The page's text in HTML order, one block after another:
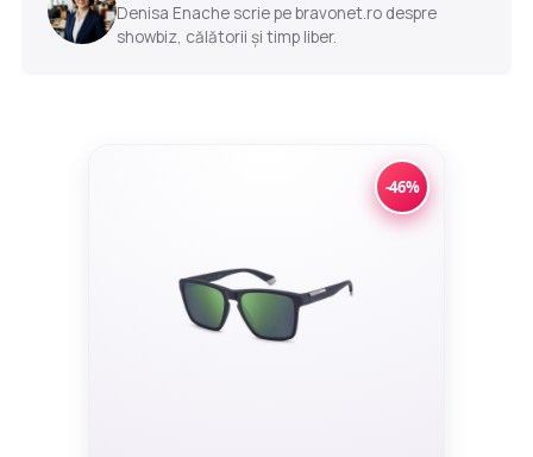
Denisa Enache scrie pe bravonet.ro despre
showbiz, călătorii și timp liber.
-46%